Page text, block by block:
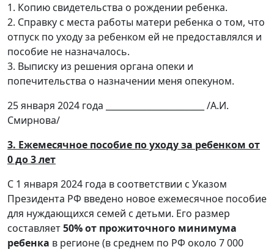
1. Копию свидетельства о рождении ребенка.
2. Справку с места работы матери ребенка о том, что
отпуск по уходу за ребенком ей не предоставлялся и
пособие не назначалось.
3. Выписку из решения органа опеки и
попечительства о назначении меня опекуном.
25 января 2024 года _______________________ /А.И.
Смирнова/
3. Ежемесячное пособие по уходу за ребенком от
0 до 3 лет
С 1 января 2024 года в соответствии с Указом
Президента РФ введено новое ежемесячное пособие
для нуждающихся семей с детьми. Его размер
составляет50% от прожиточного минимума
ребенка в регионе (в среднем по РФ около 7 000